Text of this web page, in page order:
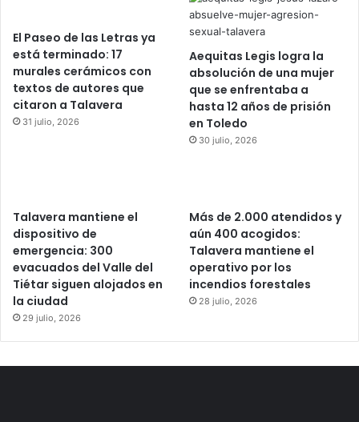
El Paseo de las Letras ya
está terminado: 17
murales cerámicos con
textos de autores que
citaron a Talavera
31 julio, 2026
Aequitas Legis logra la
absolución de una mujer
que se enfrentaba a
hasta 12 años de prisión
en Toledo
30 julio, 2026
Talavera mantiene el
dispositivo de
emergencia: 300
evacuados del Valle del
Tiétar siguen alojados en
la ciudad
29 julio, 2026
Más de 2.000 atendidos y
aún 400 acogidos:
Talavera mantiene el
operativo por los
incendios forestales
28 julio, 2026